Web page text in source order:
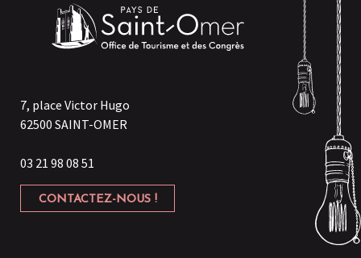
7, place Victor Hugo
62500 SAINT-OMER
03 21 98 08 51
CONTACTEZ-NOUS !